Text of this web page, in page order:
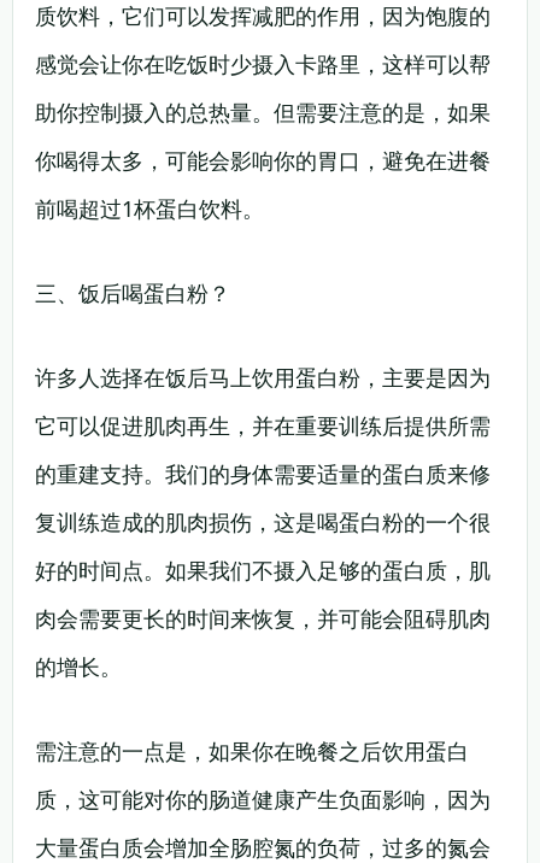
质饮料，它们可以发挥减肥的作用，因为饱腹的
感觉会让你在吃饭时少摄入卡路里，这样可以帮
助你控制摄入的总热量。但需要注意的是，如果
你喝得太多，可能会影响你的胃口，避免在进餐
前喝超过1杯蛋白饮料。
三、饭后喝蛋白粉？
许多人选择在饭后马上饮用蛋白粉，主要是因为
它可以促进肌肉再生，并在重要训练后提供所需
的重建支持。我们的身体需要适量的蛋白质来修
复训练造成的肌肉损伤，这是喝蛋白粉的一个很
好的时间点。如果我们不摄入足够的蛋白质，肌
肉会需要更长的时间来恢复，并可能会阻碍肌肉
的增长。
需注意的一点是，如果你在晚餐之后饮用蛋白
质，这可能对你的肠道健康产生负面影响，因为
大量蛋白质会增加全肠腔氮的负荷，过多的氮会